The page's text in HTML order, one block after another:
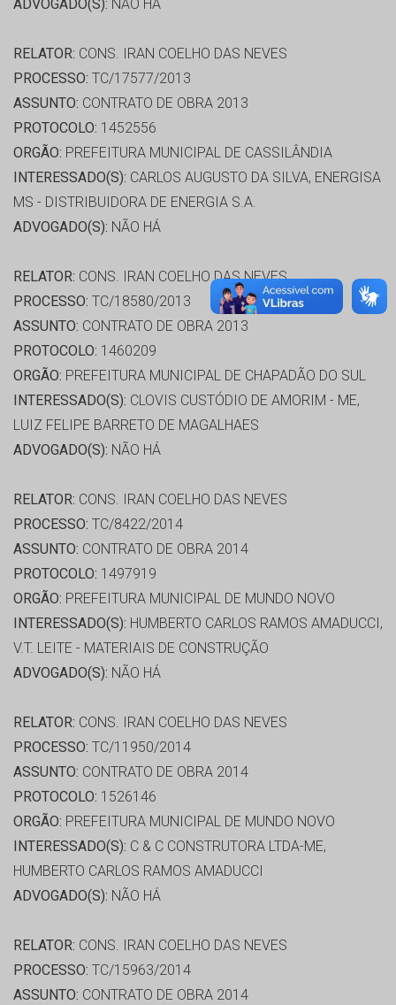
ADVOGADO(S): NÃO HÁ
RELATOR: CONS. IRAN COELHO DAS NEVES
PROCESSO: TC/17577/2013
ASSUNTO: CONTRATO DE OBRA 2013
PROTOCOLO: 1452556
ORGÃO: PREFEITURA MUNICIPAL DE CASSILÂNDIA
INTERESSADO(S): CARLOS AUGUSTO DA SILVA, ENERGISA
MS - DISTRIBUIDORA DE ENERGIA S.A.
ADVOGADO(S): NÃO HÁ
RELATOR: CONS. IRAN COELHO DAS NEVES
PROCESSO: TC/18580/2013
ASSUNTO: CONTRATO DE OBRA 2013
PROTOCOLO: 1460209
ORGÃO: PREFEITURA MUNICIPAL DE CHAPADÃO DO SUL
INTERESSADO(S): CLOVIS CUSTÓDIO DE AMORIM - ME,
LUIZ FELIPE BARRETO DE MAGALHAES
ADVOGADO(S): NÃO HÁ
RELATOR: CONS. IRAN COELHO DAS NEVES
PROCESSO: TC/8422/2014
ASSUNTO: CONTRATO DE OBRA 2014
PROTOCOLO: 1497919
ORGÃO: PREFEITURA MUNICIPAL DE MUNDO NOVO
INTERESSADO(S): HUMBERTO CARLOS RAMOS AMADUCCI,
V.T. LEITE - MATERIAIS DE CONSTRUÇÃO
ADVOGADO(S): NÃO HÁ
RELATOR: CONS. IRAN COELHO DAS NEVES
PROCESSO: TC/11950/2014
ASSUNTO: CONTRATO DE OBRA 2014
PROTOCOLO: 1526146
ORGÃO: PREFEITURA MUNICIPAL DE MUNDO NOVO
INTERESSADO(S): C & C CONSTRUTORA LTDA-ME,
HUMBERTO CARLOS RAMOS AMADUCCI
ADVOGADO(S): NÃO HÁ
RELATOR: CONS. IRAN COELHO DAS NEVES
PROCESSO: TC/15963/2014
ASSUNTO: CONTRATO DE OBRA 2014